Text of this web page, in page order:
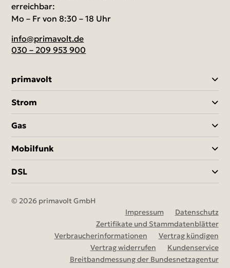
erreichbar:
Mo – Fr von 8:30 – 18 Uhr
info@primavolt.de
030 – 209 953 900
primavolt
Strom
Gas
Mobilfunk
DSL
© 2026 primavolt GmbH
Impressum
Datenschutz
Zertifikate und Stammdatenblätter
Verbraucherinformationen
Vertrag kündigen
Vertrag widerrufen
Kundenservice
Breitbandmessung der Bundesnetzagentur